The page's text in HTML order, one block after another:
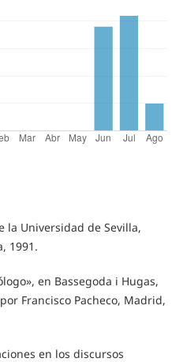
la Universidad de Sevilla,
1991.
en Bassegoda i Hugas,
Francisco Pacheco, Madrid,
en los discursos